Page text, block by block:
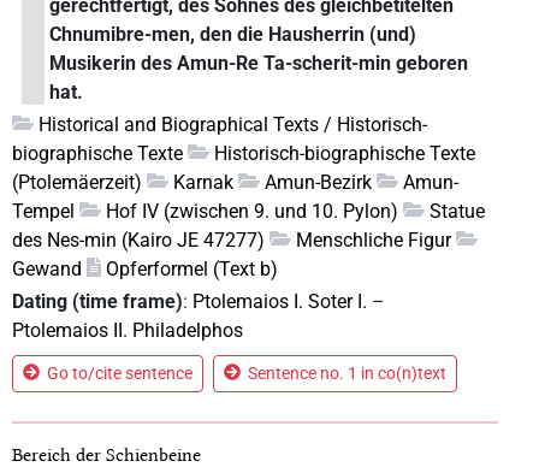
gerechtfertigt, des Sohnes des gleichbetitelten
Chnumibre-men, den die Hausherrin (und)
Musikerin des Amun-Re Ta-scherit-min geboren
hat.
Historical and Biographical Texts / Historisch-
biographische Texte
Historisch-biographische Texte
(Ptolemäerzeit)
Karnak Amun-Bezirk
Amun-
Tempel
Hof IV (zwischen 9. und 10. Pylon)
Statue
des Nes-min (Kairo JE 47277)
Menschliche Figur
Gewand
Opferformel (Text b)
Dating (time frame): Ptolemaios I. Soter I. –
Ptolemaios II. Philadelphos
Go to/cite sentence Sentence no. 1 in co(n)text
Bereich der Schienbeine